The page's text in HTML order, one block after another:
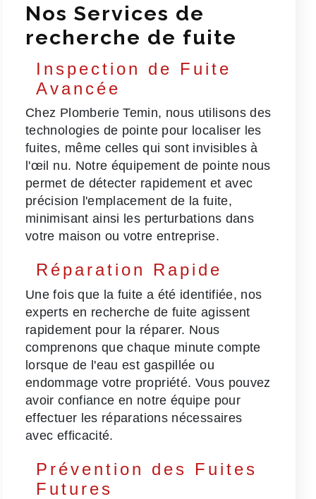
Nos Services de
recherche de fuite
Inspection de Fuite
Avancée
Chez Plomberie Temin, nous utilisons des
technologies de pointe pour localiser les
fuites, même celles qui sont invisibles à
l'œil nu. Notre équipement de pointe nous
permet de détecter rapidement et avec
précision l'emplacement de la fuite,
minimisant ainsi les perturbations dans
votre maison ou votre entreprise.
Réparation Rapide
Une fois que la fuite a été identifiée, nos
experts en recherche de fuite agissent
rapidement pour la réparer. Nous
comprenons que chaque minute compte
lorsque de l'eau est gaspillée ou
endommage votre propriété. Vous pouvez
avoir confiance en notre équipe pour
effectuer les réparations nécessaires
avec efficacité.
Prévention des Fuites
Futures